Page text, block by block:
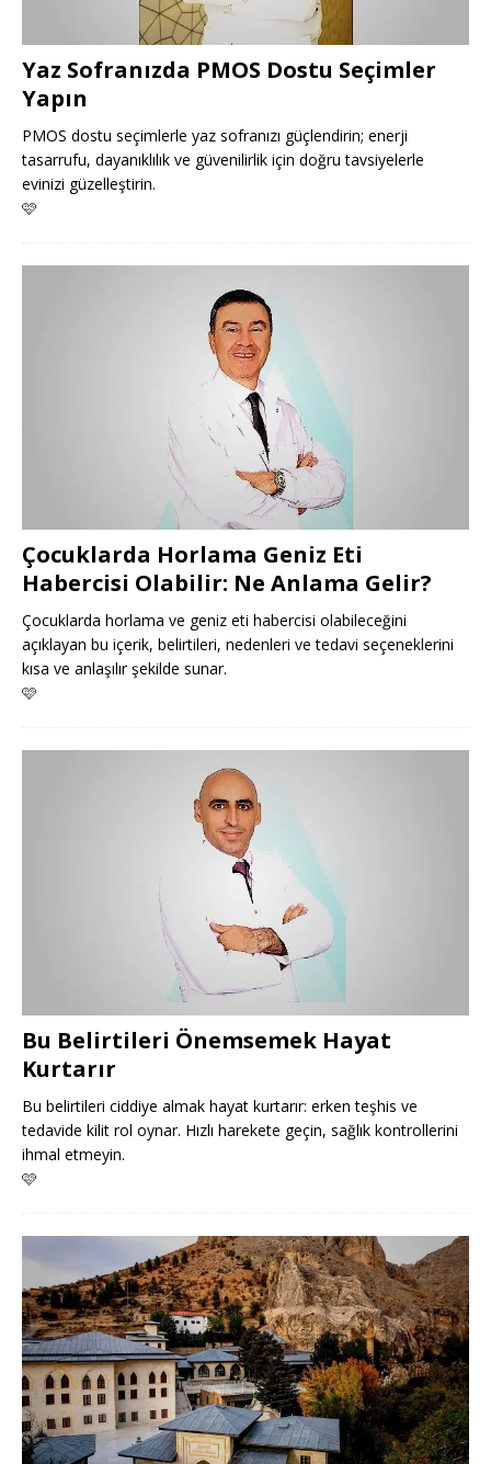
Yaz Sofranızda PMOS Dostu Seçimler
Yapın
PMOS dostu seçimlerle yaz sofranızı güçlendirin; enerji
tasarrufu, dayanıklılık ve güvenilirlik için doğru tavsiyelerle
evinizi güzelleştirin.
🩷
Çocuklarda Horlama Geniz Eti
Habercisi Olabilir: Ne Anlama Gelir?
Çocuklarda horlama ve geniz eti habercisi olabileceğini
açıklayan bu içerik, belirtileri, nedenleri ve tedavi seçeneklerini
kısa ve anlaşılır şekilde sunar.
🩷
Bu Belirtileri Önemsemek Hayat
Kurtarır
Bu belirtileri ciddiye almak hayat kurtarır: erken teşhis ve
tedavide kilit rol oynar. Hızlı harekete geçin, sağlık kontrollerini
ihmal etmeyin.
🩷